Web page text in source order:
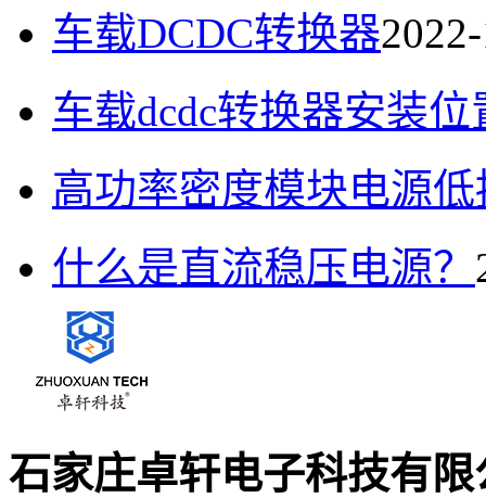
车载DCDC转换器
车载dcdc转换器安装
高功率密度模块电源
什么是直流稳压电源？
石家庄卓轩电子科技有限